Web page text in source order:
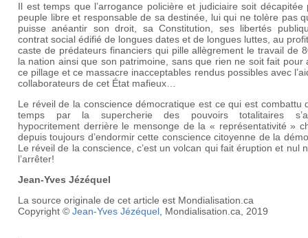
Il est temps que l’arrogance policière et judiciaire soit décapitée
peuple libre et responsable de sa destinée, lui qui ne tolère pas
puisse anéantir son droit, sa Constitution, ses libertés
contrat social édifié de longues dates et de longues luttes, au profit
caste de prédateurs financiers qui pille allègrement le travail de
la nation ainsi que son patrimoine, sans que rien ne soit fait pour
ce pillage et ce massacre inacceptables rendus possibles avec
collaborateurs de cet État mafieux…
Le réveil de la conscience démocratique est ce qui est combattu
temps par la supercherie des pouvoirs totalitaires
hypocritement derrière le mensonge de la « représentativité »
depuis toujours d’endormir cette conscience citoyenne de la
Le réveil de la conscience, c’est un volcan qui fait éruption et nul
l’arrêter!
Jean-Yves Jézéquel
La source originale de cet article est Mondialisation.ca
Copyright © Jean-Yves Jézéquel, Mondialisation.ca, 2019